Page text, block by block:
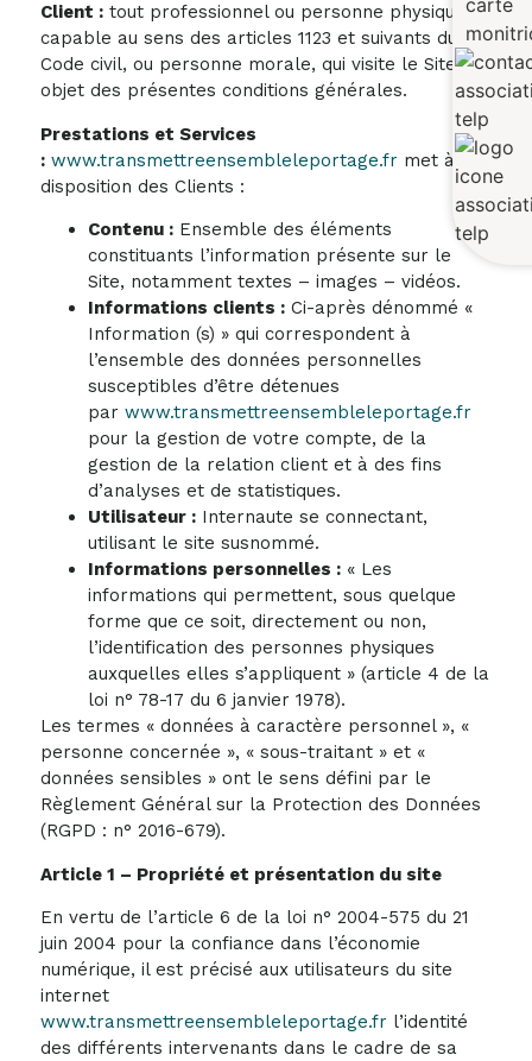
Client :tout professionnel ou personne physique
capable au sens des articles 1123 et suivants du
Code civil, ou personne morale, qui visite le Site
objet des présentes conditions générales.
Prestations et Services
: www.transmettreensembleleportage.frmet à
disposition des Clients :
Contenu :Ensemble des éléments
constituants l’information présente sur le
Site, notamment textes – images – vidéos.
Informations clients :Ci-après dénommé «
Information (s) » qui correspondent à
l’ensemble des données personnelles
susceptibles d’être détenues
par www.transmettreensembleleportage.fr
pour la gestion de votre compte, de la
gestion de la relation client et à des fins
d’analyses et de statistiques.
Utilisateur :Internaute se connectant,
utilisant le site susnommé.
Informations personnelles :« Les
informations qui permettent, sous quelque
forme que ce soit, directement ou non,
l’identification des personnes physiques
auxquelles elles s’appliquent » (article 4 de la
loi n° 78-17 du 6 janvier 1978).
Les termes « données à caractère personnel », «
personne concernée », « sous-traitant » et «
données sensibles » ont le sens défini par le
Règlement Général sur la Protection des Données
(RGPD : n° 2016-679).
Article 1 – Propriété et présentation du site
En vertu de l’article 6 de la loi n° 2004-575 du 21
juin 2004 pour la confiance dans l’économie
numérique, il est précisé aux utilisateurs du site
internet
www.transmettreensembleleportage.frl’identité
des différents intervenants dans le cadre de sa